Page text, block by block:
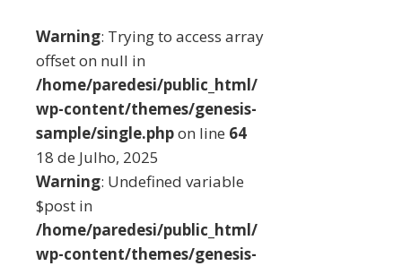
Warning: Trying to access array
offset on null in
/home/paredesi/public_html/
wp-content/themes/genesis-
sample/single.phpon line 64
18 de Julho, 2025
Warning: Undefined variable
$post in
/home/paredesi/public_html/
wp-content/themes/genesis-